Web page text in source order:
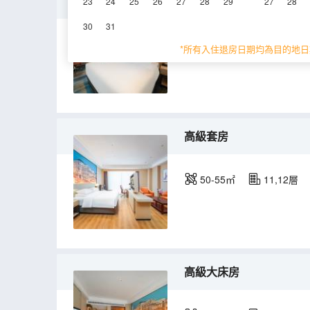
30 31
*所有入住退房日期均為目的地
25㎡
高級套房
50-55㎡ 11,12層
高級大床房